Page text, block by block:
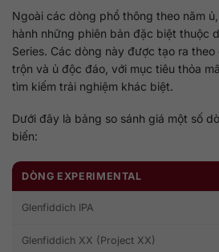
Ngoài các dòng phổ thông theo năm
hành những phiên bản đặc biệt thuộc
Series. Các dòng này được tạo ra
trộn và ủ độc đáo, với mục tiêu thỏa
tìm kiếm trải nghiệm khác biệt.
Dưới đây là bảng so sánh giá một số
biến:
DÒNG EXPERIMENTAL
Glenfiddich IPA
Glenfiddich XX (Project XX)